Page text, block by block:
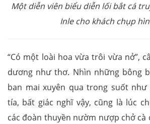
Một diễn viên biểu diễn lối bắt cá
Inle cho khách chụp
“Có một loài hoa vừa trôi vừa nở”,
dương như thơ. Nhìn những bông
ban mai xuyên qua trong suốt như
tía, bất giác nghĩ vậy, cũng là lúc
các đoàn thuyền nườm nượp chở cà